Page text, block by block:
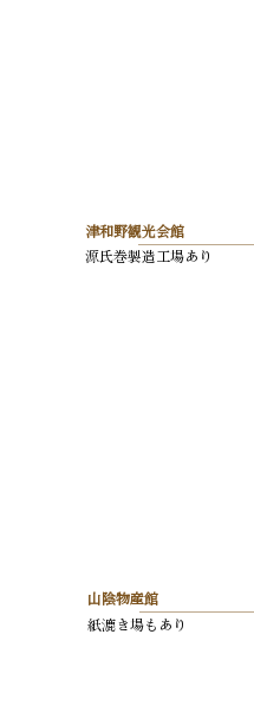
津和野観光会館
源氏巻製造工場あり
山陰物産館
紙漉き場もあり